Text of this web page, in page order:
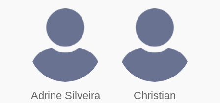
Adrine Silveira
Christian